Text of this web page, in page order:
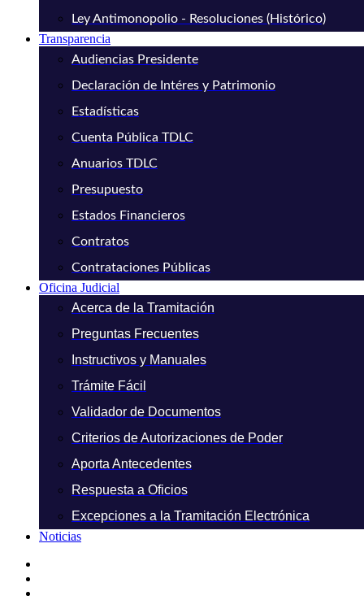
Ley Antimonopolio - Resoluciones (Histórico)
Transparencia
Audiencias Presidente
Declaración de Intéres y Patrimonio
Estadísticas
Cuenta Pública TDLC
Anuarios TDLC
Presupuesto
Estados Financieros
Contratos
Contrataciones Públicas
Oficina Judicial
Acerca de la Tramitación
Preguntas Frecuentes
Instructivos y Manuales
Trámite Fácil
Validador de Documentos
Criterios de Autorizaciones de Poder
Aporta Antecedentes
Respuesta a Oficios
Excepciones a la Tramitación Electrónica
Noticias